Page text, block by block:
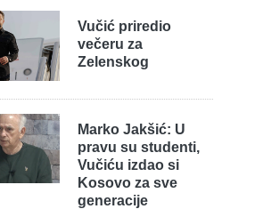
Vučić priredio
večeru za
Zelenskog
Marko Jakšić: U
pravu su studenti,
Vučiću izdao si
Kosovo za sve
generacije